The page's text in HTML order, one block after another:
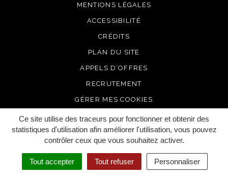
Ce site utilise des traceurs pour fonctionner et obtenir des
statistiques d'utilisation afin améliorer l'utilisation, vous pouvez
contrôler ceux que vous souhaitez activer.
Tout accepter Tout refuser Personnaliser
MENTIONS LÉGALES
ACCESSIBILITÉ
CRÉDITS
PLAN DU SITE
APPELS D’OFFRES
RECRUTEMENT
GÉRER MES COOKIES